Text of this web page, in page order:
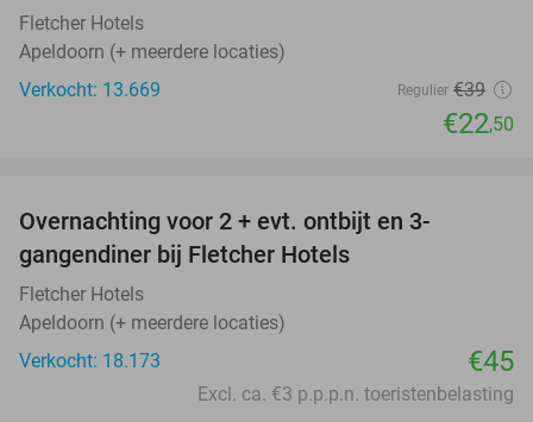
Fletcher Hotels
Apeldoorn (+ meerdere locaties)
Verkocht: 13.669
Regulier €39
€22,50
Overnachting voor 2 + evt. ontbijt en 3-
gangendiner bij Fletcher Hotels
Fletcher Hotels
Apeldoorn (+ meerdere locaties)
Verkocht: 18.173
€45
Excl. ca. €3 p.p.p.n. toeristenbelasting